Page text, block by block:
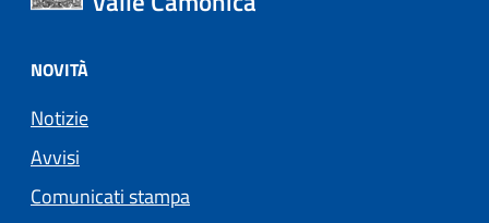
NOVITÀ
Notizie
Avvisi
Comunicati stampa